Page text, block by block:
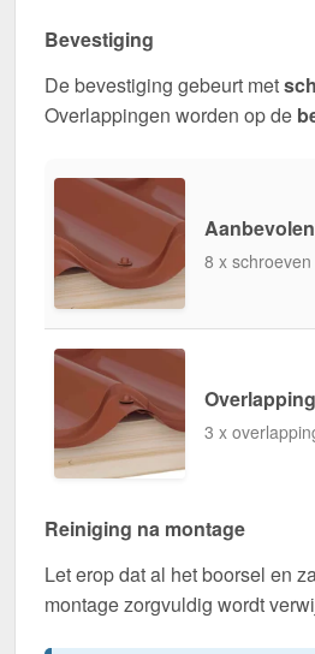
Bevestiging
De bevestiging gebeurt met
Overlappingen worden op de
8 x schroeven
3 x
Reiniging na montage
Let erop dat al het boorsel en
montage zorgvuldig wordt